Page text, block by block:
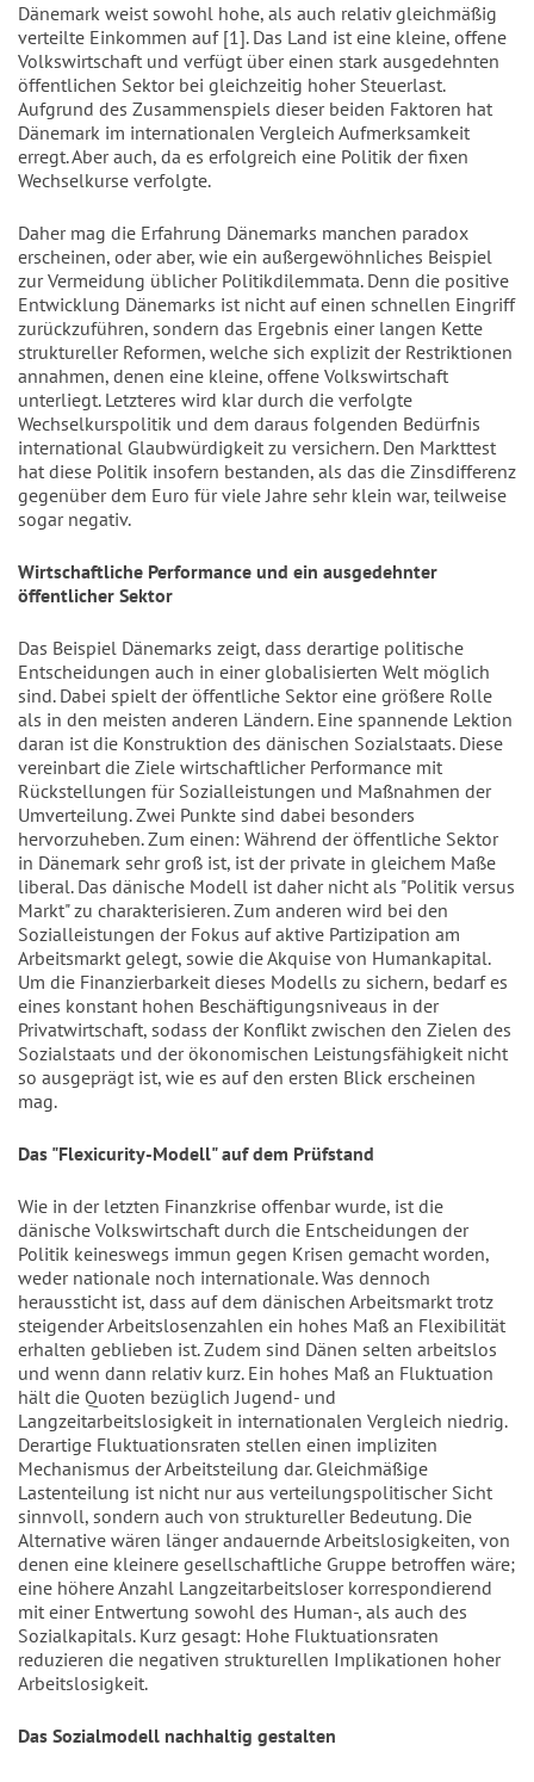
Dänemark weist sowohl hohe, als auch relativ gleichmäßig
verteilte Einkommen auf [1]. Das Land ist eine kleine, offene
Volkswirtschaft und verfügt über einen stark ausgedehnten
öffentlichen Sektor bei gleichzeitig hoher Steuerlast.
Aufgrund des Zusammenspiels dieser beiden Faktoren hat
Dänemark im internationalen Vergleich Aufmerksamkeit
erregt. Aber auch, da es erfolgreich eine Politik der fixen
Wechselkurse verfolgte.
Daher mag die Erfahrung Dänemarks manchen paradox
erscheinen, oder aber, wie ein außergewöhnliches Beispiel
zur Vermeidung üblicher Politikdilemmata. Denn die positive
Entwicklung Dänemarks ist nicht auf einen schnellen Eingriff
zurückzuführen, sondern das Ergebnis einer langen Kette
struktureller Reformen, welche sich explizit der Restriktionen
annahmen, denen eine kleine, offene Volkswirtschaft
unterliegt. Letzteres wird klar durch die verfolgte
Wechselkurspolitik und dem daraus folgenden Bedürfnis
international Glaubwürdigkeit zu versichern. Den Markttest
hat diese Politik insofern bestanden, als das die Zinsdifferenz
gegenüber dem Euro für viele Jahre sehr klein war, teilweise
sogar negativ.
Wirtschaftliche Performance und ein ausgedehnter
öffentlicher Sektor
Das Beispiel Dänemarks zeigt, dass derartige politische
Entscheidungen auch in einer globalisierten Welt möglich
sind. Dabei spielt der öffentliche Sektor eine größere Rolle
als in den meisten anderen Ländern. Eine spannende Lektion
daran ist die Konstruktion des dänischen Sozialstaats. Diese
vereinbart die Ziele wirtschaftlicher Performance mit
Rückstellungen für Sozialleistungen und Maßnahmen der
Umverteilung. Zwei Punkte sind dabei besonders
hervorzuheben. Zum einen: Während der öffentliche Sektor
in Dänemark sehr groß ist, ist der private in gleichem Maße
liberal. Das dänische Modell ist daher nicht als "Politik versus
Markt" zu charakterisieren. Zum anderen wird bei den
Sozialleistungen der Fokus auf aktive Partizipation am
Arbeitsmarkt gelegt, sowie die Akquise von Humankapital.
Um die Finanzierbarkeit dieses Modells zu sichern, bedarf es
eines konstant hohen Beschäftigungsniveaus in der
Privatwirtschaft, sodass der Konflikt zwischen den Zielen des
Sozialstaats und der ökonomischen Leistungsfähigkeit nicht
so ausgeprägt ist, wie es auf den ersten Blick erscheinen
mag.
Das "Flexicurity-Modell" auf dem Prüfstand
Wie in der letzten Finanzkrise offenbar wurde, ist die
dänische Volkswirtschaft durch die Entscheidungen der
Politik keineswegs immun gegen Krisen gemacht worden,
weder nationale noch internationale. Was dennoch
heraussticht ist, dass auf dem dänischen Arbeitsmarkt trotz
steigender Arbeitslosenzahlen ein hohes Maß an Flexibilität
erhalten geblieben ist. Zudem sind Dänen selten arbeitslos
und wenn dann relativ kurz. Ein hohes Maß an Fluktuation
hält die Quoten bezüglich Jugend- und
Langzeitarbeitslosigkeit in internationalen Vergleich niedrig.
Derartige Fluktuationsraten stellen einen impliziten
Mechanismus der Arbeitsteilung dar. Gleichmäßige
Lastenteilung ist nicht nur aus verteilungspolitischer Sicht
sinnvoll, sondern auch von struktureller Bedeutung. Die
Alternative wären länger andauernde Arbeitslosigkeiten, von
denen eine kleinere gesellschaftliche Gruppe betroffen wäre;
eine höhere Anzahl Langzeitarbeitsloser korrespondierend
mit einer Entwertung sowohl des Human-, als auch des
Sozialkapitals. Kurz gesagt: Hohe Fluktuationsraten
reduzieren die negativen strukturellen Implikationen hoher
Arbeitslosigkeit.
Das Sozialmodell nachhaltig gestalten